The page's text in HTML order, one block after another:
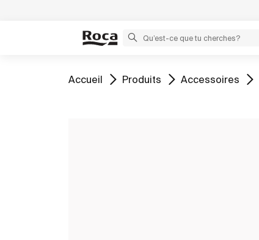
Aller à
Accueil Aller à
Produits Aller à
Accessoires